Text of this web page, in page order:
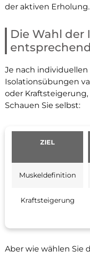
der aktiven Erholung.
Die Wahl
Je nach
Isolationsübungen
oder
Schauen Sie selbst:
ZIEL
Muskeldefinition
Kraftsteigerung
Aber wie wählen Sie